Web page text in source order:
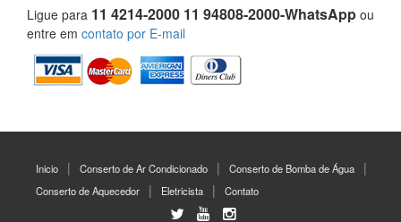
Ligue para 11 4214-2000 11 94808-2000-WhatsApp ou
entre em contato por E-mail
Inicio Conserto de Ar Condicionado
Conserto de Bomba de Água
Conserto de Aquecedor
Eletricista Contato